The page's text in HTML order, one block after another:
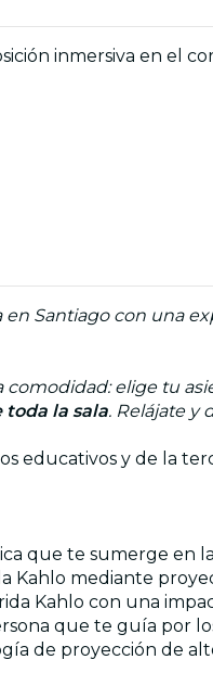
inmersiva en el
Santiago con una
comodidad: elige tu
la sala. Relájate y
educativos y de la
que te sumerge en
Kahlo mediante
Kahlo con una
que te guía por
de proyección de